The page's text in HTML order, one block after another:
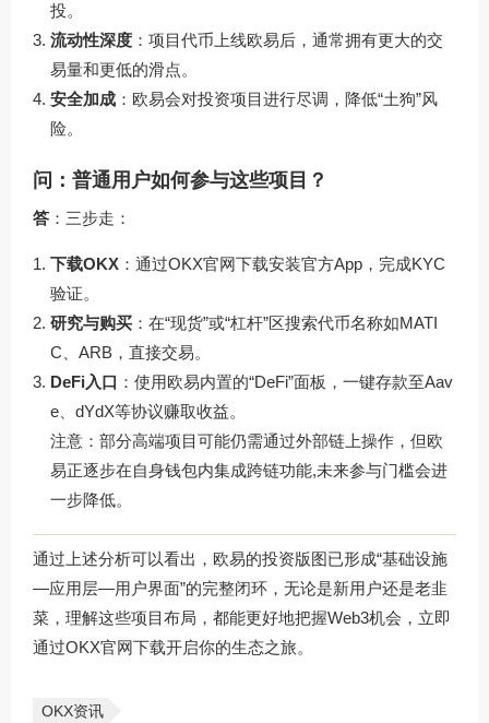
投。
流动性深度 ：项目代币上线欧易后，通常拥有更大的交
易量和更低的滑点。
安全加成 ：欧易会对投资项目进行尽调，降低“土狗”风
险。
问：普通用户如何参与这些项目？
答 ：三步走：
下载OKX ：通过OKX官网下载安装官方App，完成KYC
验证。
研究与购买 ：在“现货”或“杠杆”区搜索代币名称如MATI
C、ARB，直接交易。
DeFi入口 ：使用欧易内置的“DeFi”面板，一键存款至Aav
e、dYdX等协议赚取收益。
注意：部分高端项目可能仍需通过外部链上操作，但欧
易正逐步在自身钱包内集成跨链功能,未来参与门槛会进
一步降低。
通过上述分析可以看出，欧易的投资版图已形成“基础设施
—应用层—用户界面”的完整闭环，无论是新用户还是老韭
菜，理解这些项目布局，都能更好地把握Web3机会，立即
通过OKX官网下载开启你的生态之旅。
OKX资讯